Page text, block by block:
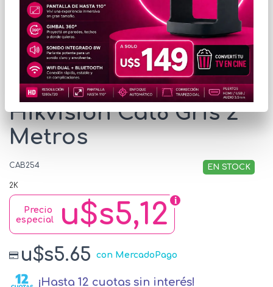
* Las imágenes se exhiben con fines ilustrativos.
Cable Patchcord
Hikvision Cat6 Gris 2
Metros
CAB254 EN STOCK
2K
u$s5,12
Precio
especial
u$s5.65 con MercadoPago
¡Hasta 12 cuotas sin interés!